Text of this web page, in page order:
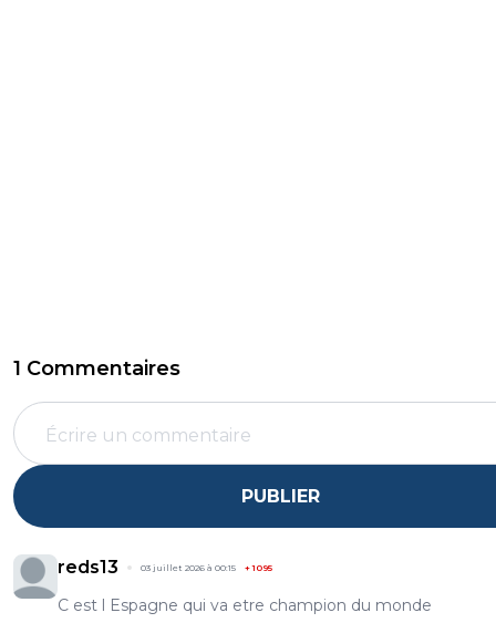
1 Commentaires
PUBLIER
reds13 03 juillet 2026 à 00:15 +1095
C est l Espagne qui va etre champion du monde